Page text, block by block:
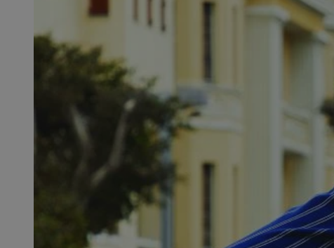
Niezbędne pliki cookie
zarządzanie kontem.